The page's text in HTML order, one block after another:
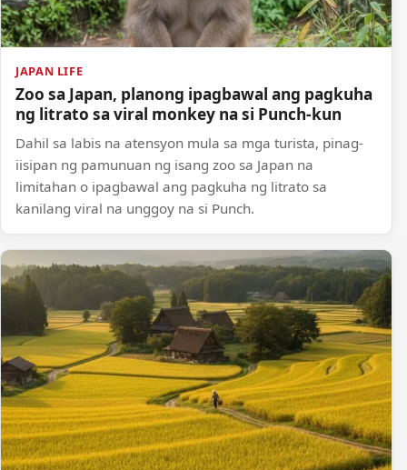
JAPAN LIFE
Zoo sa Japan, planong ipagbawal ang pagkuha
ng litrato sa viral monkey na si Punch-kun
Dahil sa labis na atensyon mula sa mga turista, pinag-
iisipan ng pamunuan ng isang zoo sa Japan na
limitahan o ipagbawal ang pagkuha ng litrato sa
kanilang viral na unggoy na si Punch.